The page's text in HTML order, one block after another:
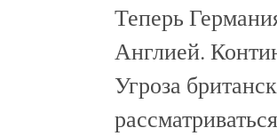
Теперь
Англией.
Угроза